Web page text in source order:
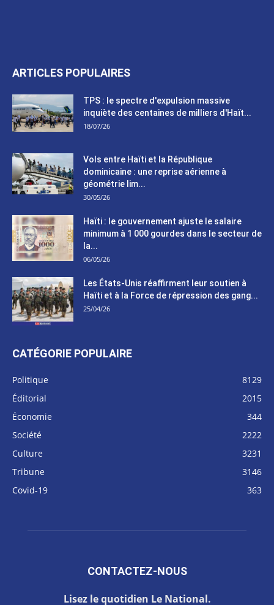
ARTICLES POPULAIRES
TPS : le spectre d'expulsion massive
inquiète des centaines de milliers d'Haït...
18/07/26
Vols entre Haïti et la République
dominicaine : une reprise aérienne à
géométrie lim...
30/05/26
Haïti : le gouvernement ajuste le salaire
minimum à 1 000 gourdes dans le secteur de
la...
06/05/26
Les États-Unis réaffirment leur soutien à
Haïti et à la Force de répression des gang...
25/04/26
CATÉGORIE POPULAIRE
Politique
8129
Éditorial
2015
Économie
344
Société
2222
Culture
3231
Tribune
3146
Covid-19
363
CONTACTEZ-NOUS
Lisez le quotidien Le National.